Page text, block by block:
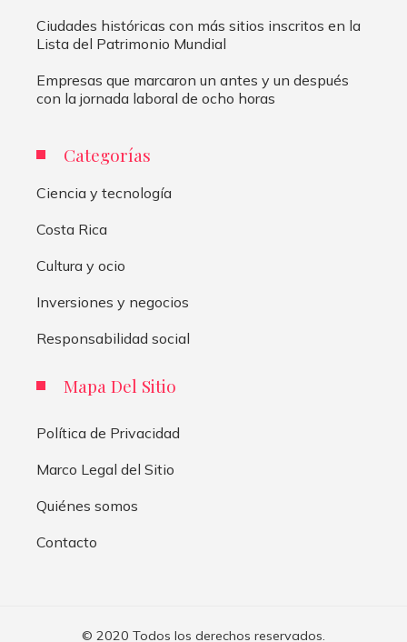
Ciudades históricas con más sitios inscritos en la
Lista del Patrimonio Mundial
Empresas que marcaron un antes y un después
con la jornada laboral de ocho horas
Categorías
Ciencia y tecnología
Costa Rica
Cultura y ocio
Inversiones y negocios
Responsabilidad social
Mapa Del Sitio
Política de Privacidad
Marco Legal del Sitio
Quiénes somos
Contacto
© 2020 Todos los derechos reservados.